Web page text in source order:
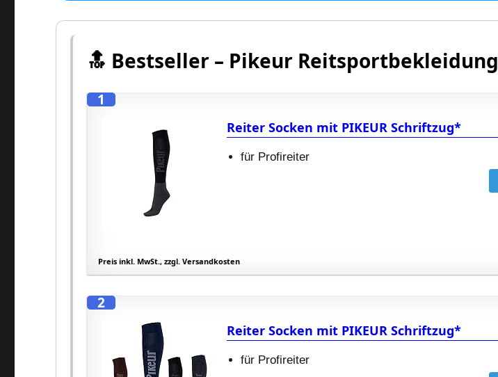
🔝 Bestseller – Pikeur Reitsportbekleidung
1
Reiter Socken mit PIKEUR Schriftzug*
für Profireiter
Preis inkl. MwSt., zzgl. Versandkosten
2
Reiter Socken mit PIKEUR Schriftzug*
für Profireiter